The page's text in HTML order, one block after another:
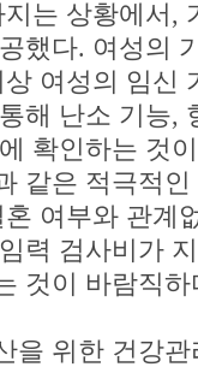
는 상황에서,
했다. 여성의
여성의 임신
해 난소 기능,
확인하는 것
같은 적극적
여부와 관계
력 검사비가
것이 바람직하
을 위한 건강